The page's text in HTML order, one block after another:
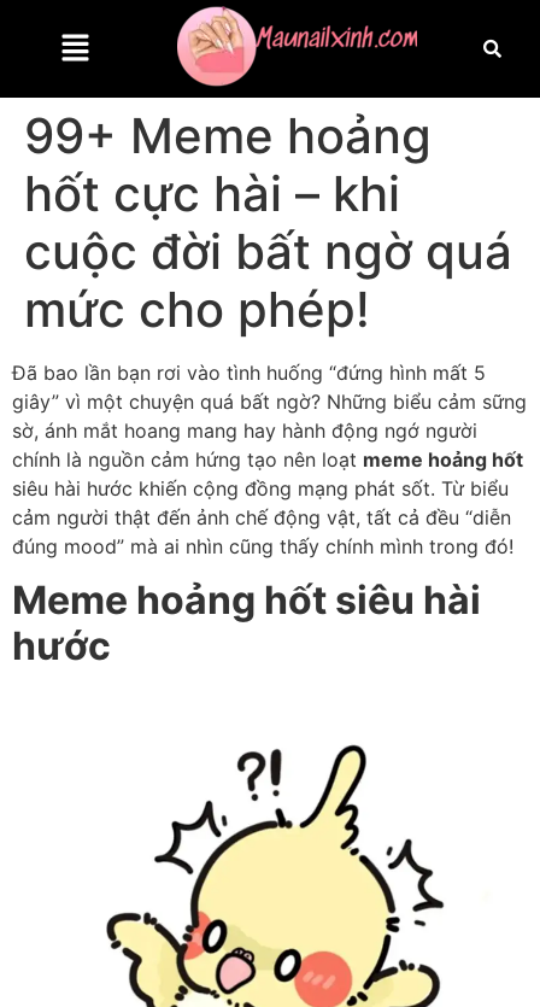
99+ Meme hoảng
hốt cực hài – khi
cuộc đời bất ngờ quá
mức cho phép!
Đã bao lần bạn rơi vào tình huống “đứng hình mất 5
giây” vì một chuyện quá bất ngờ? Những biểu cảm sững
sờ, ánh mắt hoang mang hay hành động ngớ người
chính là nguồn cảm hứng tạo nên loạt meme hoảng hốt
siêu hài hước khiến cộng đồng mạng phát sốt. Từ biểu
cảm người thật đến ảnh chế động vật, tất cả đều “diễn
đúng mood” mà ai nhìn cũng thấy chính mình trong đó!
Meme hoảng hốt siêu hài
hước